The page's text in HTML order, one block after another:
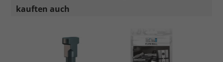
kauften auch